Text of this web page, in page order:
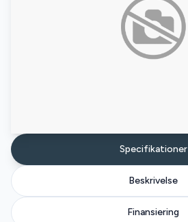
Specifikationer
Beskrivelse
Finansiering